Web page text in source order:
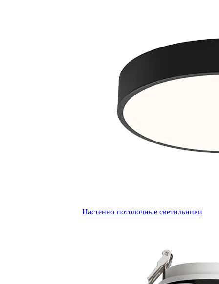
Настенно-потолочные светильники